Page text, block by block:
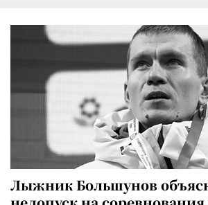
Лыжник Большунов